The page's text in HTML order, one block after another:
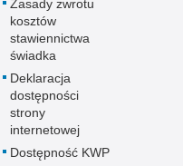
Zasady zwrotu
kosztów
stawiennictwa
świadka
Deklaracja
dostępności
strony
internetowej
Dostępność KWP